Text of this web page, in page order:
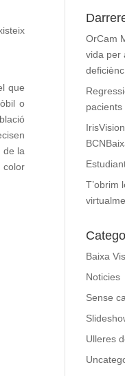
que
o
de la
color
OrCam
vida per
T’obrim
Baixa
Noticies
Sense
Ulleres